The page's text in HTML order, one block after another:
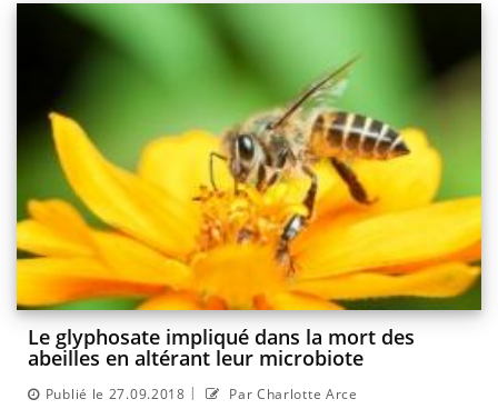
Le glyphosate impliqué dans la mort des
abeilles en altérant leur microbiote
Publié le 27.09.2018 | Par Charlotte Arce